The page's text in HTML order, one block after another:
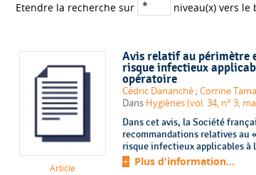
Etendre la recherche sur niveau(x) vers le
Article
Avis relatif au périmètre
risque infectieux
opératoire
Cédric Dananché ;Corrine
Dans Hygiènes (vol. 34, n° 3,
Dans cet avis, la Société
recommandations relatives au
risque infectieux applicables à
Plus d'information...